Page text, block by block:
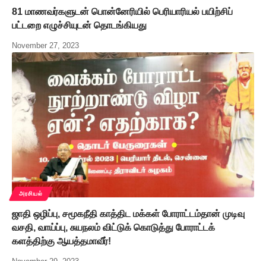
81 மாணவர்களுடன் பொன்னேரியில் பெரியாரியல் பயிற்சிப்
பட்டறை எழுச்சியுடன் தொடங்கியது
November 27, 2023
அரசியல்
ஜாதி ஒழிப்பு, சமூகநீதி காத்திட மக்கள் போராட்டம்தான் முடிவு
வசதி, வாய்ப்பு, சுயநலம் விட்டுக் கொடுத்து போராட்டக்
களத்திற்கு ஆயத்தமாவீர்!